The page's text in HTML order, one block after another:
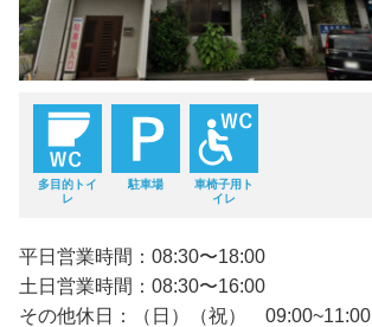
多目的トイ
レ
駐車場
車椅子用ト
イレ
平日営業時間：08:30〜18:00
土日営業時間：08:30〜16:00
その他休日：（日）（祝） 09:00~11:00